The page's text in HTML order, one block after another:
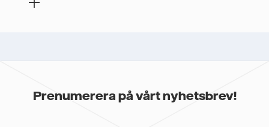
Prenumerera på vårt nyhetsbrev!